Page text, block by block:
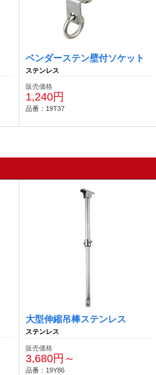
ベンダーステン壁付ソケット
ステンレス
販売価格
1,240円
品番：19T37
大型伸縮吊棒ステンレス
ステンレス
販売価格
3,680円～
品番：19Y86